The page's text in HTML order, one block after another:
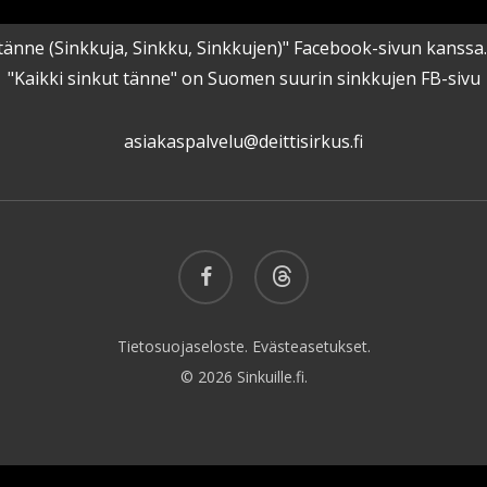
(Sinkkuja, Sinkku, Sinkkujen)" Facebook-sivun
"Kaikki sinkut tänne" on Suomen suurin sinkkujen FB-sivu
asiakaspalvelu@deittisirkus.fi
facebook threads
Tietosuojaseloste. Evästeasetukset.
© 2026 Sinkuille.fi.